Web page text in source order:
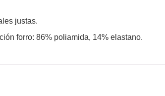
justas.
forro: 86% poliamida, 14% elastano.